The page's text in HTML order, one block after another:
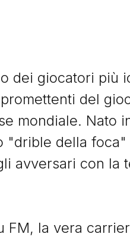
dei giocatori più
del
mondiale. Nato
"drible della
avversari con la
FM, la vera
Laurito, il
di
il wonderkid di
2008 che non è
nel calcio reale.